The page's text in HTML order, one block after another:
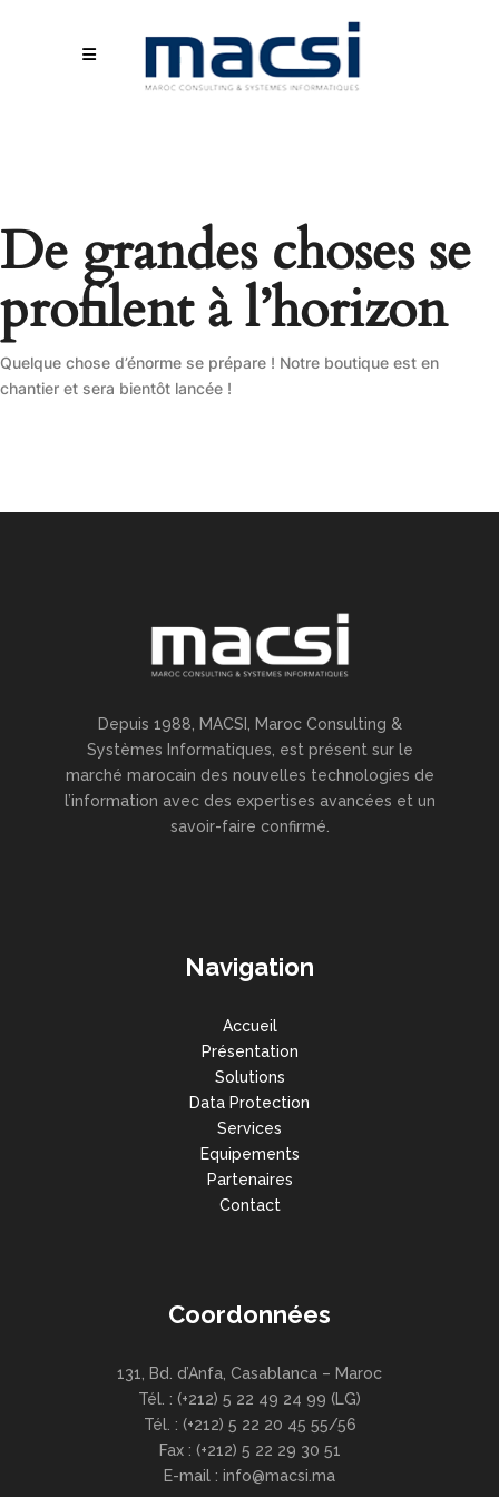
De grandes choses se
profilent à l’horizon
Quelque chose d’énorme se prépare ! Notre boutique est en
chantier et sera bientôt lancée !
Depuis 1988, MACSI, Maroc Consulting &
Systèmes Informatiques, est présent sur le
marché marocain des nouvelles technologies de
l’information avec des expertises avancées et un
savoir-faire confirmé.
Navigation
Accueil
Présentation
Solutions
Data Protection
Services
Equipements
Partenaires
Contact
Coordonnées
131, Bd. d’Anfa, Casablanca – Maroc
Tél. : (+212) 5 22 49 24 99 (LG)
Tél. : (+212) 5 22 20 45 55/56
Fax : (+212) 5 22 29 30 51
E-mail : info@macsi.ma